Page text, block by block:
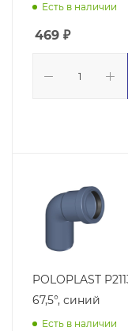
Есть в наличии
469 ₽
POLOPLAST
67,5°, синий
Есть в наличии